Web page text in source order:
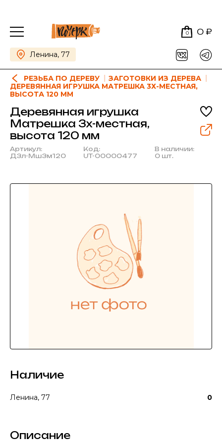
0 0 ₽
Ленина, 77
РЕЗЬБА ПО ДЕРЕВУ
ЗАГОТОВКИ ИЗ ДЕРЕВА
ДЕРЕВЯННАЯ ИГРУШКА МАТРЕШКА 3Х-МЕСТНАЯ,
ВЫСОТА 120 ММ
Деревянная игрушка
Матрешка 3х-местная,
высота 120 мм
Артикул:
ДЗл-Мш3м120
Код:
UT-00000477
В наличии:
0 шт.
Наличие
Ленина, 77 0
Описание